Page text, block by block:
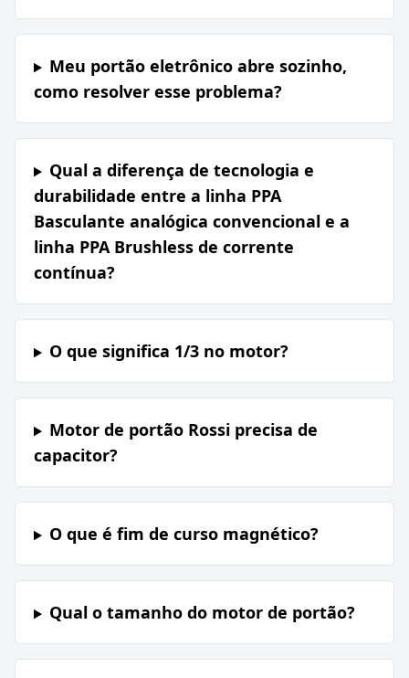
Meu portão eletrônico abre sozinho,
como resolver esse problema?
Qual a diferença de tecnologia e
durabilidade entre a linha PPA
Basculante analógica convencional e a
linha PPA Brushless de corrente
contínua?
O que significa 1/3 no motor?
Motor de portão Rossi precisa de
capacitor?
O que é fim de curso magnético?
Qual o tamanho do motor de portão?